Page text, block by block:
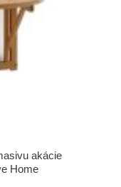
akácie
Home